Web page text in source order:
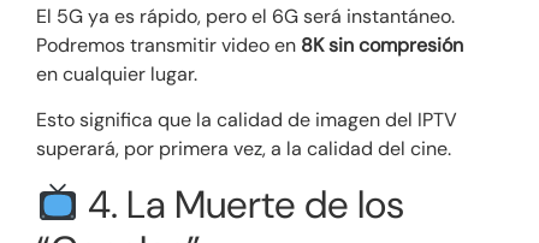
El 5G ya es rápido, pero el 6G será instantáneo.
Podremos transmitir video en 8K sin compresión
en cualquier lugar.
Esto significa que la calidad de imagen del IPTV
superará, por primera vez, a la calidad del cine.
4. La Muerte de los